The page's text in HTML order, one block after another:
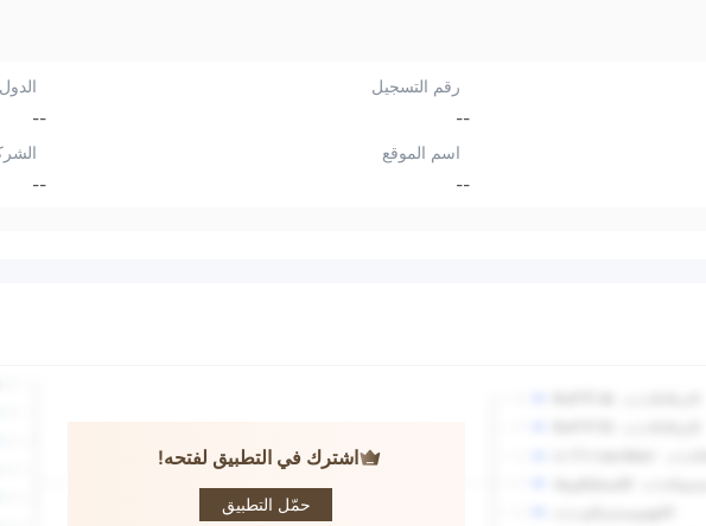
رقم التسجيل
--
--
اسم الموقع
--
--
اشترك في التطبيق لفتحه!
حمّل التطبيق
IMGFX